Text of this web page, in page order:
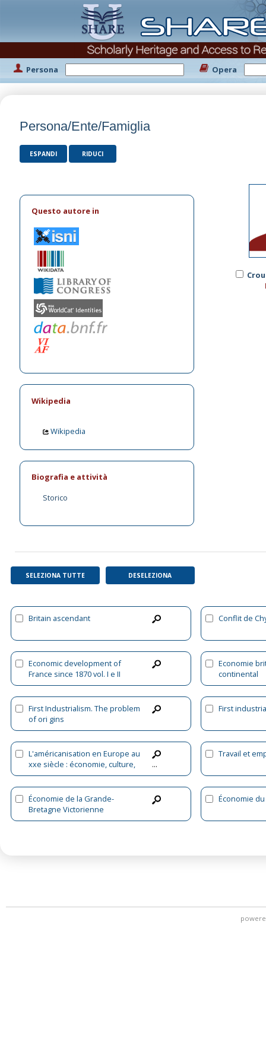
Persona Opera
Persona/Ente/Famiglia
ESPANDI RIDUCI
Questo autore in
Wikipedia
Wikipedia
Biografia e attività
Storico
SELEZIONA TUTTE DESELEZIONA
Britain ascendant Conflit de
Economic development of
France since 1870 vol. I e II
Economie
continental
First Industrialism. The problem
of ori gins
First
L'américanisation en Europe au
xxe siècle : économie, culture,
politique. Volume 1
...
Travail et
Économie de la Grande-
Bretagne Victorienne
Économie